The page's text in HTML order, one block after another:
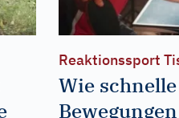
Reaktionssport
Wie schnelle